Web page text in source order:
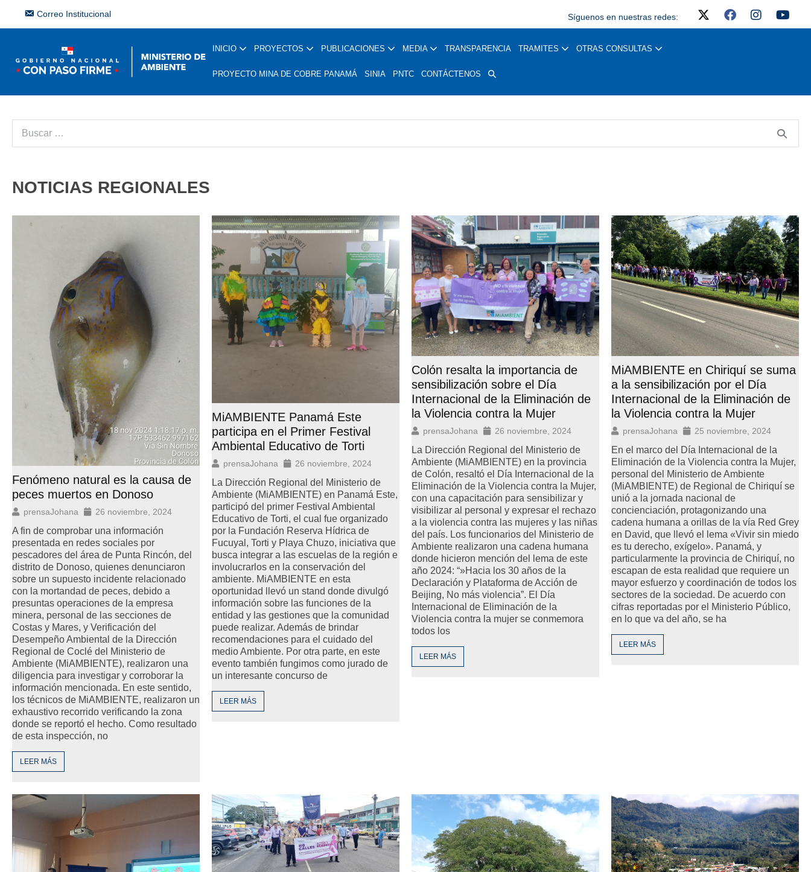
Correo Institucional Síguenos en nuestras redes:
INICIO PROYECTOS PUBLICACIONES MEDIA TRANSPARENCIA TRAMITES OTRAS CONSULTAS
PROYECTO MINA DE COBRE PANAMÁ SINIA PNTC CONTÁCTENOS
NOTICIAS REGIONALES
Fenómeno natural es la causa de
peces muertos en Donoso
prensaJohana 26 noviembre, 2024
A fin de comprobar una información
presentada en redes sociales por
pescadores del área de Punta Rincón, del
distrito de Donoso, quienes denunciaron
sobre un supuesto incidente relacionado
con la mortandad de peces, debido a
presuntas operaciones de la empresa
minera, personal de las secciones de
Costas y Mares, y Verificación del
Desempeño Ambiental de la Dirección
Regional de Coclé del Ministerio de
Ambiente (MiAMBIENTE), realizaron una
diligencia para investigar y corroborar la
información mencionada. En este sentido,
los técnicos de MiAMBIENTE, realizaron un
exhaustivo recorrido verificando la zona
donde se reportó el hecho. Como resultado
de esta inspección, no
LEER MÁS
MiAMBIENTE Panamá Este
participa en el Primer Festival
Ambiental Educativo de Torti
prensaJohana 26 noviembre, 2024
La Dirección Regional del Ministerio de
Ambiente (MiAMBIENTE) en Panamá Este,
participó del primer Festival Ambiental
Educativo de Torti, el cual fue organizado
por la Fundación Reserva Hídrica de
Fucuyal, Torti y Playa Chuzo, iniciativa que
busca integrar a las escuelas de la región e
involucrarlos en la conservación del
ambiente. MiAMBIENTE en esta
oportunidad llevó un stand donde divulgó
información sobre las funciones de la
entidad y las gestiones que la comunidad
puede realizar. Además de brindar
recomendaciones para el cuidado del
medio Ambiente. Por otra parte, en este
evento también fungimos como jurado de
un interesante concurso de
LEER MÁS
Colón resalta la importancia de
sensibilización sobre el Día
Internacional de la Eliminación de
la Violencia contra la Mujer
prensaJohana 26 noviembre, 2024
La Dirección Regional del Ministerio de
Ambiente (MiAMBIENTE) en la provincia
de Colón, resaltó el Día Internacional de la
Eliminación de la Violencia contra la Mujer,
con una capacitación para sensibilizar y
visibilizar al personal y expresar el rechazo
a la violencia contra las mujeres y las niñas
del país. Los funcionarios del Ministerio de
Ambiente realizaron una cadena humana
donde hicieron mención del lema de este
año 2024: “»Hacia los 30 años de la
Declaración y Plataforma de Acción de
Beijing, No más violencia”. El Día
Internacional de Eliminación de la
Violencia contra la mujer se conmemora
todos los
LEER MÁS
MiAMBIENTE en Chiriquí se suma
a la sensibilización por el Día
Internacional de la Eliminación de
la Violencia contra la Mujer
prensaJohana 25 noviembre, 2024
En el marco del Día Internacional de la
Eliminación de la Violencia contra la Mujer,
personal del Ministerio de Ambiente
(MiAMBIENTE) de Regional de Chiriquí se
unió a la jornada nacional de
concienciación, protagonizando una
cadena humana a orillas de la vía Red Grey
en David, que llevó el lema «Vivir sin miedo
es tu derecho, exígelo». Panamá, y
particularmente la provincia de Chiriquí, no
escapan de esta realidad que requiere un
mayor esfuerzo y coordinación de todos los
sectores de la sociedad. De acuerdo con
cifras reportadas por el Ministerio Público,
en lo que va del año, se ha
LEER MÁS